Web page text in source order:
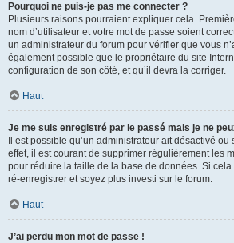
Pourquoi ne puis-je pas me connecter ?
Plusieurs raisons pourraient expliquer cela.
nom d’utilisateur et votre mot de passe soient
un administrateur du forum pour vérifier que vous
également possible que le propriétaire du site
configuration de son côté, et qu’il devra la corriger.
Haut
Je me suis enregistré par le passé mais je ne
Il est possible qu’un administrateur ait désactivé
effet, il est courant de supprimer régulièrement les
pour réduire la taille de la base de données. Si
ré-enregistrer et soyez plus investi sur le forum.
Haut
J’ai perdu mon mot de passe !